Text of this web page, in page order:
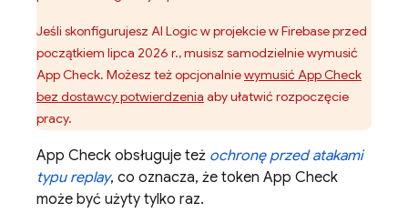
Jeśli skonfigurujesz AI Logicw projekcie w Firebase przed
początkiem lipca 2026 r., musisz samodzielnie wymusić
App Check. Możesz też opcjonalniewymusić App Check
bez dostawcy potwierdzenia aby ułatwić rozpoczęcie
pracy.
App Check obsługuje też ochronę przed atakami
typu replay, co oznacza, że token App Check
może być użyty tylko raz.